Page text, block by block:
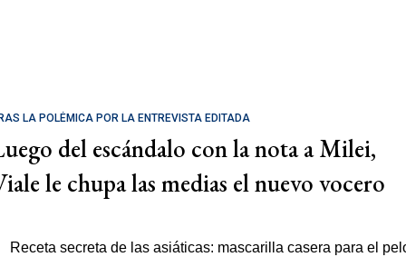
LA POLÉMICA POR LA ENTREVISTA EDITADA
del escándalo con la nota a Milei,
le chupa las medias el nuevo vocero